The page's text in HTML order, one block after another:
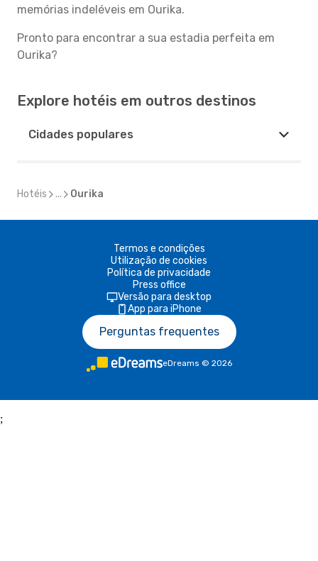
memórias indeléveis em Ourika.
Pronto para encontrar a sua estadia perfeita em
Ourika?
Explore hotéis em outros destinos
Cidades populares
Hotéis ... Ourika
Termos e condições
Utilização de cookies
Política de privacidade
Press office
Versão para desktop
App para iPhone
Perguntas frequentes
eDreams © 2026
;